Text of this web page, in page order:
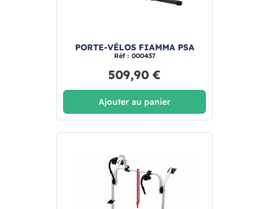
PORTE-VÉLOS FIAMMA PSA
Réf : 000437
509,90 €
Ajouter au panier